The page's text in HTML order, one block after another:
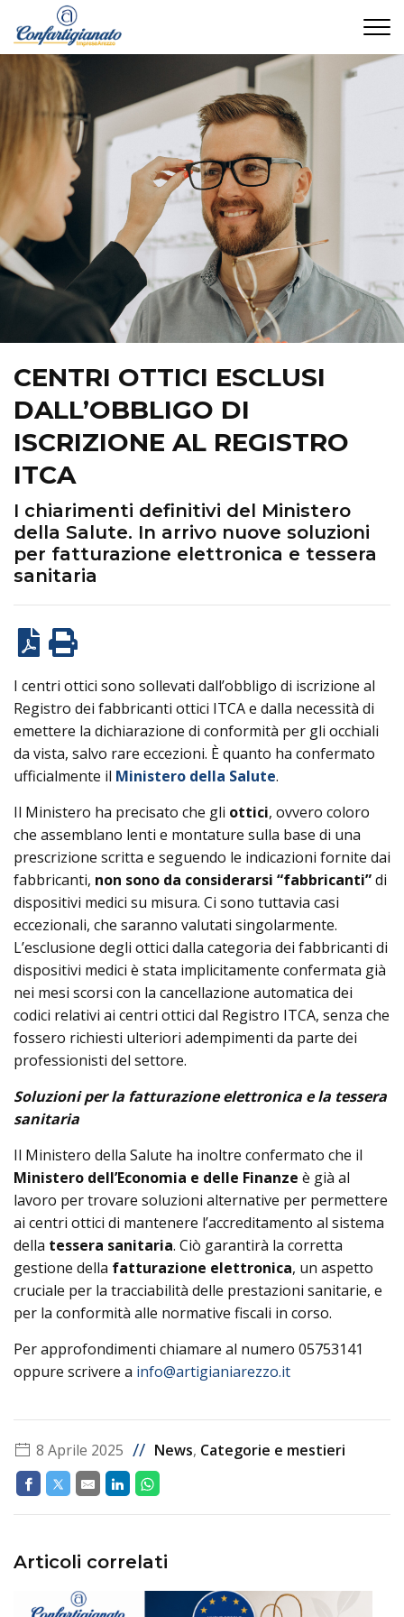
CENTRI OTTICI ESCLUSI
DALL’OBBLIGO DI
ISCRIZIONE AL REGISTRO
ITCA
I chiarimenti definitivi del Ministero
della Salute. In arrivo nuove soluzioni
per fatturazione elettronica e tessera
sanitaria
I centri ottici sono sollevati dall’obbligo di iscrizione al
Registro dei fabbricanti ottici ITCA e dalla necessità di
emettere la dichiarazione di conformità per gli occhiali
da vista, salvo rare eccezioni. È quanto ha confermato
ufficialmente il Ministero della Salute.
Il Ministero ha precisato che gli ottici, ovvero coloro
che assemblano lenti e montature sulla base di una
prescrizione scritta e seguendo le indicazioni fornite dai
fabbricanti, non sono da considerarsi “fabbricanti”di
dispositivi medici su misura. Ci sono tuttavia casi
eccezionali, che saranno valutati singolarmente.
L’esclusione degli ottici dalla categoria dei fabbricanti di
dispositivi medici è stata implicitamente confermata già
nei mesi scorsi con la cancellazione automatica dei
codici relativi ai centri ottici dal Registro ITCA, senza che
fossero richiesti ulteriori adempimenti da parte dei
professionisti del settore.
Soluzioni per la fatturazione elettronica e la tessera
sanitaria
Il Ministero della Salute ha inoltre confermato che il
Ministero dell’Economia e delle Finanze è già al
lavoro per trovare soluzioni alternative per permettere
ai centri ottici di mantenere l’accreditamento al sistema
della tessera sanitaria. Ciò garantirà la corretta
gestione della fatturazione elettronica, un aspetto
cruciale per la tracciabilità delle prestazioni sanitarie, e
per la conformità alle normative fiscali in corso.
Per approfondimenti chiamare al numero 05753141
oppure scrivere a info@artigianiarezzo.it
8 Aprile 2025 // News, Categorie e mestieri
Articoli correlati